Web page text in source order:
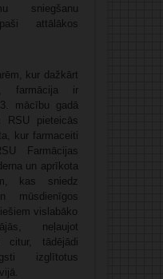
sniegšanu
attālākos
kur dažkārt
farmācija ir
mācību gadā
RSU pieteicās
kur farmaceiti
Farmācijas
un aprīkota
kas sniedz
mūsdienīgos
vislabāko
neļaujot
citur, tādējādi
izglītotus